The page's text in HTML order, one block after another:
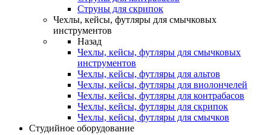
Струны для скрипок
Чехлы, кейсы, футляры для смычковых
инструментов
Назад
Чехлы, кейсы, футляры для смычковых
инструментов
Чехлы, кейсы, футляры для альтов
Чехлы, кейсы, футляры для виолончелей
Чехлы, кейсы, футляры для контрабасов
Чехлы, кейсы, футляры для скрипок
Чехлы, кейсы, футляры для смычков
Студийное оборудование